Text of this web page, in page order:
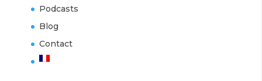
Podcasts
Blog
Contact